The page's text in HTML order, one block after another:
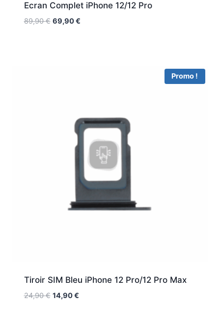
Ecran Complet iPhone 12/12 Pro
89,90€ 69,90€
Promo !
Tiroir SIM Bleu iPhone 12 Pro/12 Pro Max
24,90€ 14,90€